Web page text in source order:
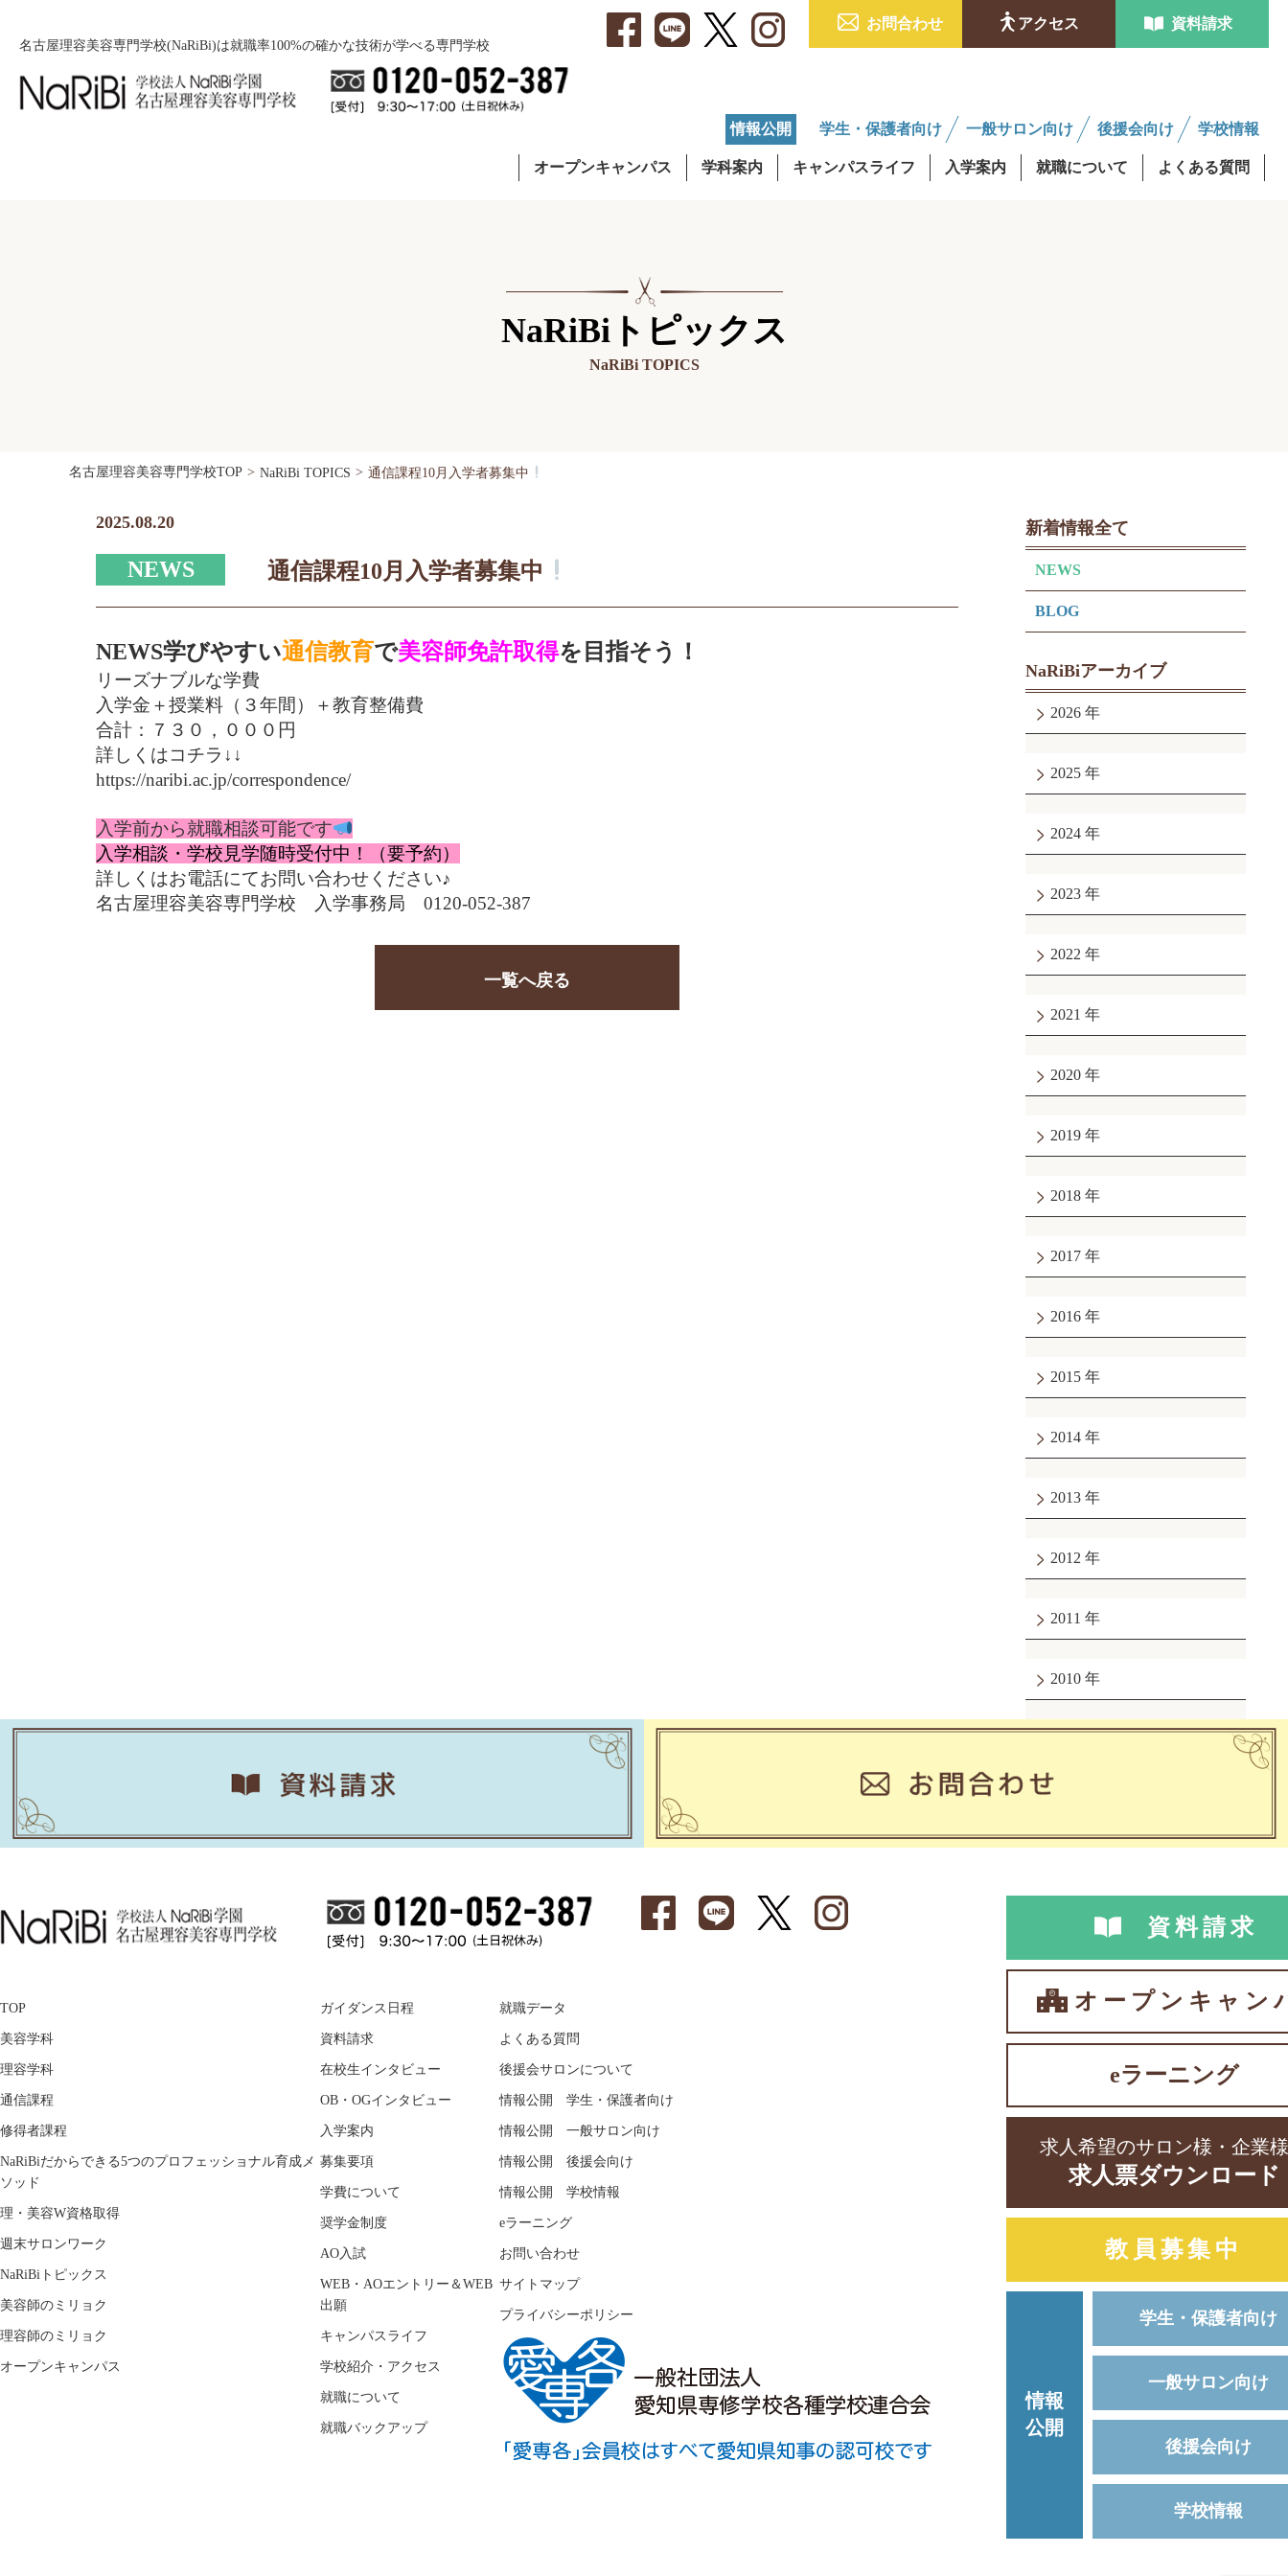
名古屋理容美容専門学校(NaRiBi)は就職率100%の確かな技術が学べる専門学校
お問合わせ アクセス 資料請求
情報公開 学生・保護者向け 一般サロン向け 後援会向け 学校情報
オープンキャンパス 学科案内
通信課程
キャンパスライフ
キャンパスライフ
入学案内
学費について
就職について
OG・OBインタビュー
よくある質問
NaRiBiトピックス
NaRiBi TOPICS
名古屋理容美容専門学校TOP NaRiBi TOPICS 通信課程10月入学者募集中
2025.08.20
NEWS 通信課程10月入学者募集中
NEWS学びやすい通信教育で美容師免許取得を目指そう！
リーズナブルな学費
入学金＋授業料（３年間）＋教育整備費
合計：７３０，０００円
詳しくはコチラ↓↓
https://naribi.ac.jp/correspondence/
入学前から就職相談可能です
入学相談・学校見学随時受付中！（要予約）
詳しくはお電話にてお問い合わせください♪
名古屋理容美容専門学校 入学事務局 0120-052-387
一覧へ戻る
新着情報全て
NEWS
BLOG
NaRiBiアーカイブ
2026
2025
2024
2023
2022
2021
2020
2019
2018
2017
2016
2015
2014
2013
2012
2011
2010
TOP
美容学科
理容学科
通信課程
修得者課程
NaRiBiだからできる5つのプロフェッショナル育成メ
ソッド
理・美容W資格取得
週末サロンワーク
NaRiBiトピックス
美容師のミリョク
理容師のミリョク
オープンキャンパス
ガイダンス日程
資料請求
在校生インタビュー
OB・OGインタビュー
入学案内
募集要項
学費について
奨学金制度
AO入試
WEB・AOエントリー＆WEB
出願
キャンパスライフ
学校紹介・アクセス
就職について
就職バックアップ
就職データ
よくある質問
後援会サロンについて
情報公開 学生・保護者向け
情報公開 一般サロン向け
情報公開 後援会向け
情報公開 学校情報
eラーニング
お問い合わせ
サイトマップ
プライバシーポリシー
資料請求
オープンキャン
eラーニング
求人希望のサロン様・企業
求人票ダウンロード
教員募集中
情報
公開
学生・保護者向け
一般サロン向け
後援会向け
学校情報